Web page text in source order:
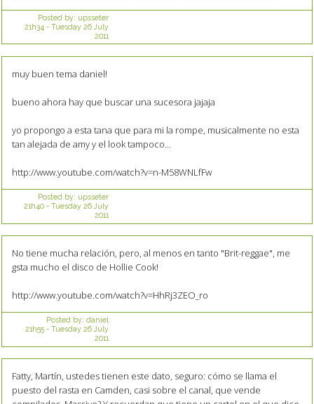
Posted by: upsseter
21h34- Tuesday 26 July
2011
muy buen tema daniel!
bueno ahora hay que buscar una sucesora jajaja
yo propongo a esta tana que para mi la rompe, musicalmente no esta
tan alejada de amy y el look tampoco...
http://www.youtube.com/watch?v=n-M58WNLfFw
Posted by: upsseter
21h40- Tuesday 26 July
2011
No tiene mucha relación, pero, al menos en tanto "Brit-reggae", me
gsta mucho el disco de Hollie Cook!
http://www.youtube.com/watch?v=HhRj3ZEO_ro
Posted by: daniel
21h55- Tuesday 26 July
2011
Fatty, Martín, ustedes tienen este dato, seguro: cómo se llama el
puesto del rasta en Camden, casi sobre el canal, que vende